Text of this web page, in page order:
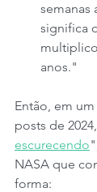
semanas
significa
anos."
Então, em
posts de
escurecendo
NASA que
forma: